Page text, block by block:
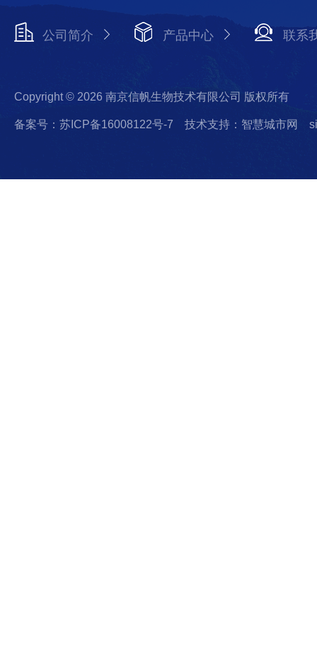
公司简介 产品中心 联系
Copyright © 2026 南京信帆生物技术有限公司 版权所有
备案号：苏ICP备16008122号-7 技术支持：智慧城市网